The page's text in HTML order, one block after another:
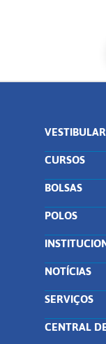
VESTIBULAR
CURSOS
BOLSAS
POLOS
NOTÍCIAS
SERVIÇOS
CENTRAL